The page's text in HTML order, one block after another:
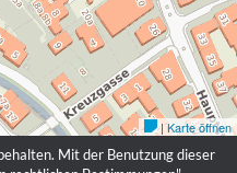
Mit der Benutzung dieser